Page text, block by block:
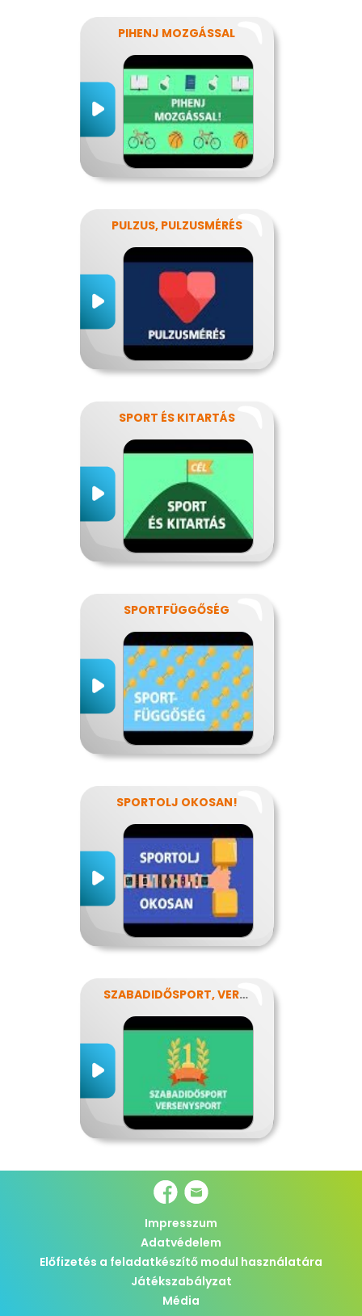
PIHENJ MOZGÁSSAL
PULZUS, PULZUSMÉRÉS
SPORT ÉS KITARTÁS
SPORTFÜGGŐSÉG
SPORTOLJ OKOSAN!
SZABADIDŐSPORT, VERSENYSPORT
Impresszum
Adatvédelem
Előfizetés a feladatkészítő modul használatára
Játékszabályzat
Média